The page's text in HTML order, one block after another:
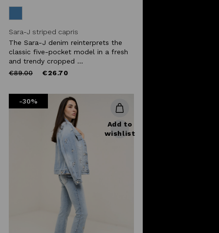
Sara-J striped capris
The Sara-J denim reinterprets the
classic five-pocket model in a fresh
and trendy cropped ...
Price
€89.00to €26.70
-30%
Add to
wishlist